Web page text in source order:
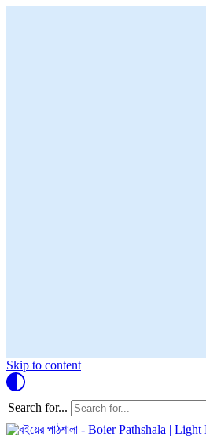
Skip to content
Search for...